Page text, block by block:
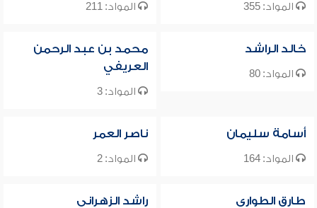
المواد: 355 المواد: 211
خالد الراشد
المواد: 80
محمد بن عبد الرحمن
العريفي
المواد: 3
أسامة سليمان
المواد: 164
ناصر العمر
المواد: 2
طارق الطواري راشد الزهراني